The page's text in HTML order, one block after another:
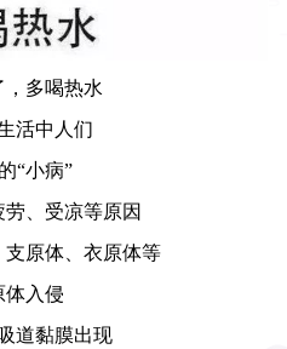
，多喝热水
活中人们
“小病”
、受凉等原因
原体、衣原体等
体入侵
道黏膜出现